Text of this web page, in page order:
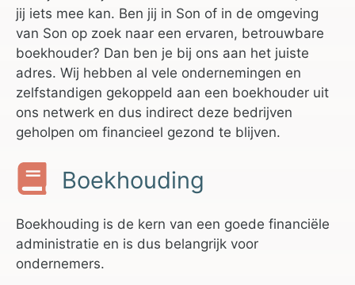
jij iets mee kan. Ben jij in Son of in de omgeving
van Son op zoek naar een ervaren, betrouwbare
boekhouder? Dan ben je bij ons aan het juiste
adres. Wij hebben al vele ondernemingen en
zelfstandigen gekoppeld aan een boekhouder uit
ons netwerk en dus indirect deze bedrijven
geholpen om financieel gezond te blijven.
Boekhouding
Boekhouding is de kern van een goede financiële
administratie en is dus belangrijk voor
ondernemers.